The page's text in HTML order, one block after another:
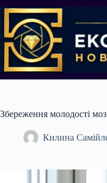
до
вмісту
Збереження молодості
Килина